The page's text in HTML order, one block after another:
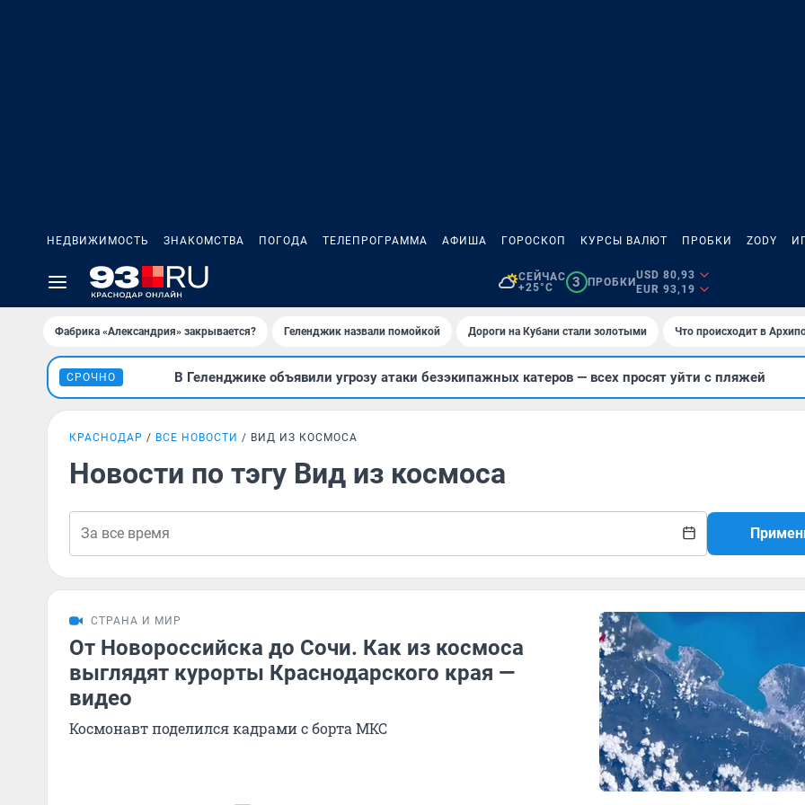
НЕДВИЖИМОСТЬ ЗНАКОМСТВА ПОГОДА ТЕЛЕПРОГРАММА АФИША ГОРОСКОП КУРСЫ ВАЛЮТ ПРОБКИ ZODY
СЕЙЧАС
+25°C
3 ПРОБКИ
USD 80,93
EUR 93,19
Фабрика «Александрия» закрывается? Геленджик назвали помойкой Дороги на Кубани стали золотыми Что происходит в
СРОЧНО В Геленджике объявили угрозу атаки безэкипажных катеров — всех просят уйти с пляжей
КРАСНОДАР ВСЕ НОВОСТИ ВИД ИЗ КОСМОСА
Новости по тэгу Вид из космоса
СТРАНА И МИР
От Новороссийска до Сочи. Как из космоса
выглядят курорты Краснодарского края —
видео
Космонавт поделился кадрами с борта МКС